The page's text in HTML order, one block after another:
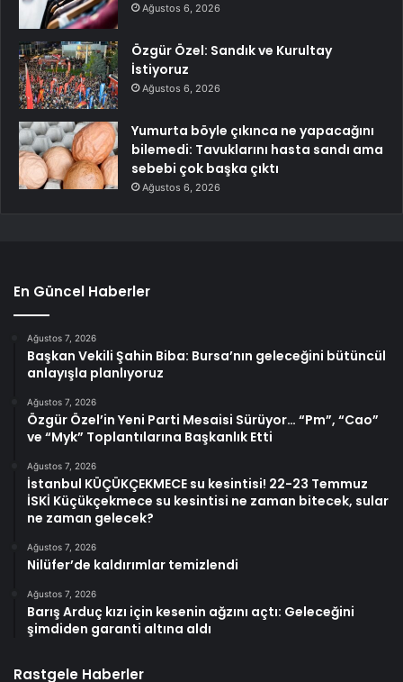
Ağustos 6, 2026
Özgür Özel: Sandık ve Kurultay
İstiyoruz
Ağustos 6, 2026
Yumurta böyle çıkınca ne yapacağını
bilemedi: Tavuklarını hasta sandı ama
sebebi çok başka çıktı
Ağustos 6, 2026
En Güncel Haberler
Ağustos 7, 2026
Başkan Vekili Şahin Biba: Bursa’nın geleceğini bütüncül
anlayışla planlıyoruz
Ağustos 7, 2026
Özgür Özel’in Yeni Parti Mesaisi Sürüyor… “Pm”, “Cao”
ve “Myk” Toplantılarına Başkanlık Etti
Ağustos 7, 2026
İstanbul KÜÇÜKÇEKMECE su kesintisi! 22-23 Temmuz
İSKİ Küçükçekmece su kesintisi ne zaman bitecek, sular
ne zaman gelecek?
Ağustos 7, 2026
Nilüfer’de kaldırımlar temizlendi
Ağustos 7, 2026
Barış Arduç kızı için kesenin ağzını açtı: Geleceğini
şimdiden garanti altına aldı
Rastgele Haberler